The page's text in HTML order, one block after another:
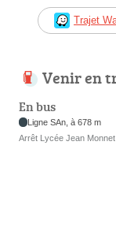
Trajet
Venir en
En bus
Ligne SAn, à 678 m
Arrêt Lycée Jean